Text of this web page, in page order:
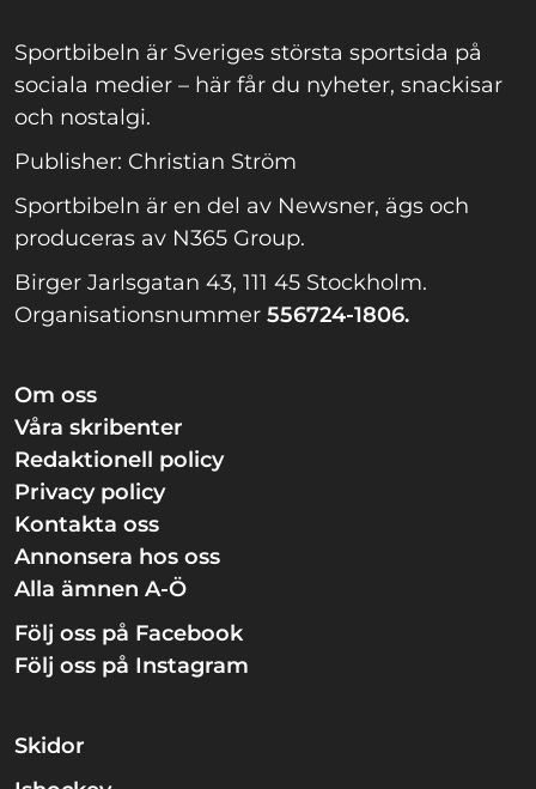
Sportbibeln är Sveriges största sportsida på
sociala medier – här får du nyheter, snackisar
och nostalgi.
Publisher: Christian Ström
Sportbibeln är en del av Newsner, ägs och
produceras av N365 Group.
Birger Jarlsgatan 43, 111 45 Stockholm.
Organisationsnummer 556724-1806.
Om oss
Våra skribenter
Redaktionell policy
Privacy policy
Kontakta oss
Annonsera hos oss
Alla ämnen A-Ö
Följ oss på Facebook
Följ oss på Instagram
Skidor